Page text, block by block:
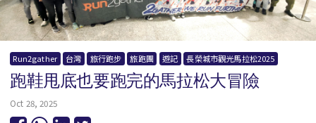
Run2gather 台灣 旅行跑步 旅跑團 遊記 長榮城市觀光馬拉松2025
跑鞋甩底也要跑完的馬拉松大冒險
Oct 28, 2025